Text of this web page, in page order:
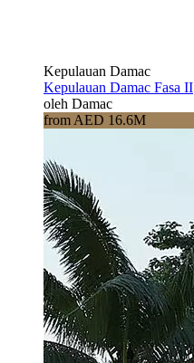
Kepulauan Damac
Kepulauan Damac Fasa II
oleh Damac
from AED 16.6M